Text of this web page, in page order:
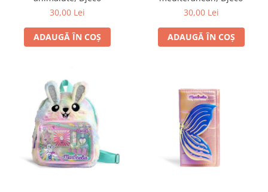
30,00 Lei
ADAUGĂ ÎN COȘ
30,00 Lei
ADAUGĂ ÎN COȘ